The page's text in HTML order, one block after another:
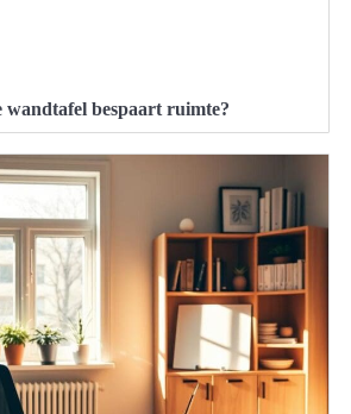
wandtafel bespaart ruimte?